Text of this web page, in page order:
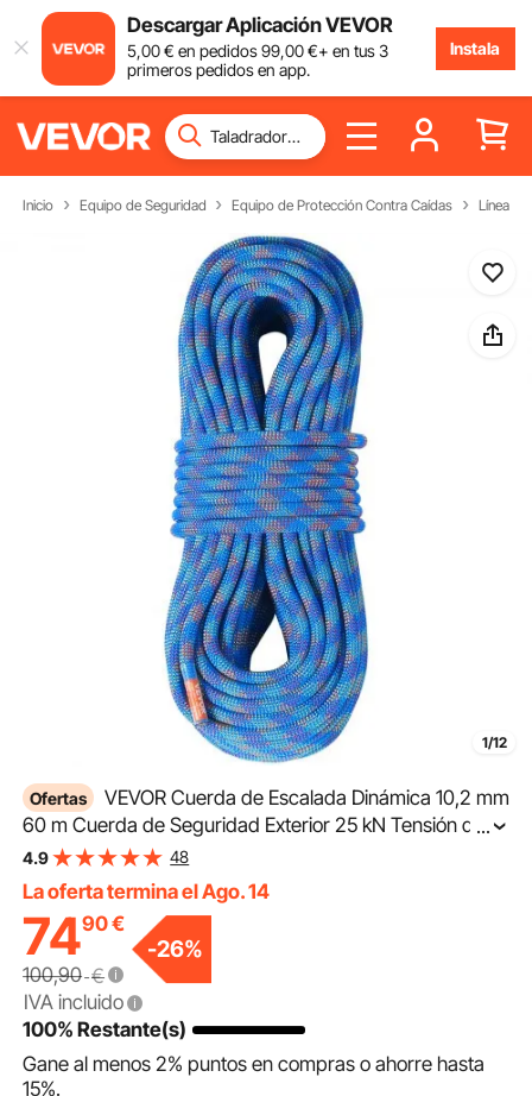
Descargar Aplicación VEVOR
5,00€ en pedidos99,00€+ en tus 3
primeros pedidos en app.
Instala
Inicio Equipo de Seguridad Equipo de Protección Contra Caídas Líneas
1/12
Ofertas
VEVOR Cuerda de Escalada Dinámica 10,2 mm
60 m Cuerda de Seguridad Exterior 25 kN Tensión de
Rotura Fibra Extensible con Mosquetones para Escape,
Rappel, Rescate contra Incendios, Azul
...
4.9 48
La oferta termina el Ago. 14
7490€
100,90 €
-26%
IVA incluido
100% Restante(s)
Gane al menos 2% puntos en compras o ahorre hasta
15%.